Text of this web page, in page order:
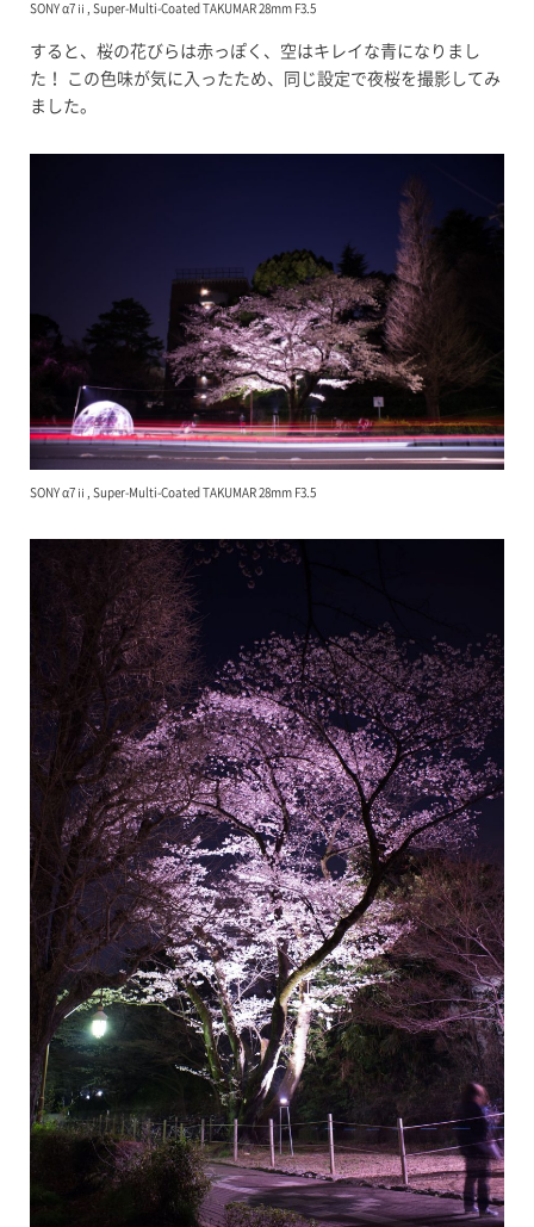
SONY α7ⅱ, Super-Multi-Coated TAKUMAR 28mm F3.5
すると、桜の花びらは赤っぽく、空はキレイな青になりまし
た！ この色味が気に入ったため、同じ設定で夜桜を撮影してみ
ました。
SONY α7ⅱ, Super-Multi-Coated TAKUMAR 28mm F3.5